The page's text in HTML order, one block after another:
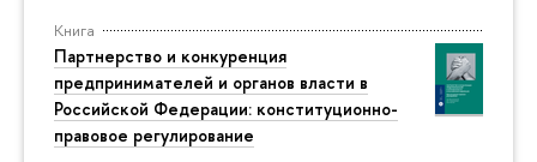
Книга
Партнерство и конкуренция
предпринимателей и органов власти в
Российской Федерации: конституционно-
правовое регулирование